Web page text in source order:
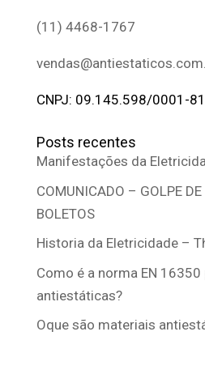
(11) 4468-1767
CNPJ: 09.145.598/0001-81
Posts recentes
Manifestações da
COMUNICADO – GOLPE DE
BOLETOS
Historia da Eletricidade –
Como é a norma EN 16350
antiestáticas?
Oque são materiais